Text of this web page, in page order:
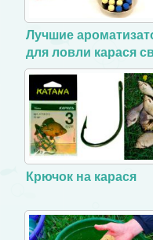
Лучшие
для ловли карася
руками
Крючок на карася